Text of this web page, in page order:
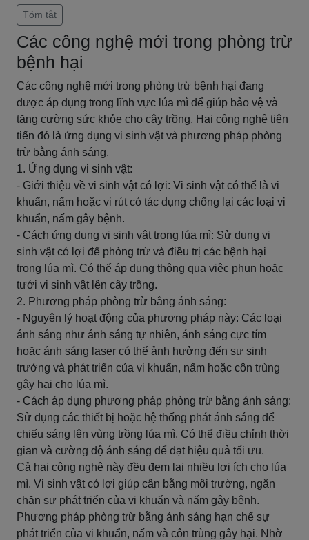
Tóm tắt
Các công nghệ mới trong phòng trừ
bệnh hại
Các công nghệ mới trong phòng trừ bệnh hại đang
được áp dụng trong lĩnh vực lúa mì để giúp bảo vệ và
tăng cường sức khỏe cho cây trồng. Hai công nghệ tiên
tiến đó là ứng dụng vi sinh vật và phương pháp phòng
trừ bằng ánh sáng.
1. Ứng dụng vi sinh vật:
- Giới thiệu về vi sinh vật có lợi: Vi sinh vật có thể là vi
khuẩn, nấm hoặc vi rút có tác dụng chống lại các loại vi
khuẩn, nấm gây bệnh.
- Cách ứng dụng vi sinh vật trong lúa mì: Sử dụng vi
sinh vật có lợi để phòng trừ và điều trị các bệnh hại
trong lúa mì. Có thể áp dụng thông qua việc phun hoặc
tưới vi sinh vật lên cây trồng.
2. Phương pháp phòng trừ bằng ánh sáng:
- Nguyên lý hoạt động của phương pháp này: Các loại
ánh sáng như ánh sáng tự nhiên, ánh sáng cực tím
hoặc ánh sáng laser có thể ảnh hưởng đến sự sinh
trưởng và phát triển của vi khuẩn, nấm hoặc côn trùng
gây hại cho lúa mì.
- Cách áp dụng phương pháp phòng trừ bằng ánh sáng:
Sử dụng các thiết bị hoặc hệ thống phát ánh sáng để
chiếu sáng lên vùng trồng lúa mì. Có thể điều chỉnh thời
gian và cường độ ánh sáng để đạt hiệu quả tối ưu.
Cả hai công nghệ này đều đem lại nhiều lợi ích cho lúa
mì. Vi sinh vật có lợi giúp cân bằng môi trường, ngăn
chặn sự phát triển của vi khuẩn và nấm gây bệnh.
Phương pháp phòng trừ bằng ánh sáng hạn chế sự
phát triển của vi khuẩn, nấm và côn trùng gây hại. Nhờ